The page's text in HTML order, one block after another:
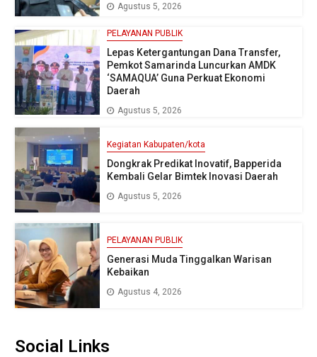
Agustus 5, 2026
PELAYANAN PUBLIK
Lepas Ketergantungan Dana Transfer,
Pemkot Samarinda Luncurkan AMDK
‘SAMAQUA’ Guna Perkuat Ekonomi
Daerah
Agustus 5, 2026
Kegiatan Kabupaten/kota
Dongkrak Predikat Inovatif, Bapperida
Kembali Gelar Bimtek Inovasi Daerah
Agustus 5, 2026
PELAYANAN PUBLIK
Generasi Muda Tinggalkan Warisan
Kebaikan
Agustus 4, 2026
Social Links